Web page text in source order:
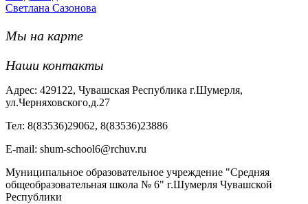
Светлана Сазонова
Мы на карте
Наши контакты
Адрес: 429122, Чувашская Республика г.Шумерля,
ул.Черняховского,д.27
Тел: 8(83536)29062, 8(83536)23886
Е-mail: shum-school6@rchuv.ru
Муниципальное образовательное учреждение "Средняя
общеобразовательная школа № 6" г.Шумерля Чувашской
Республики